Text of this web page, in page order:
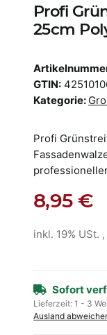
Profi
25cm
GTIN:
Kategorie:
Profi
8,95 €
inkl. 19% USt.
Sofort
Lieferzeit: 1 - 3
Ausland